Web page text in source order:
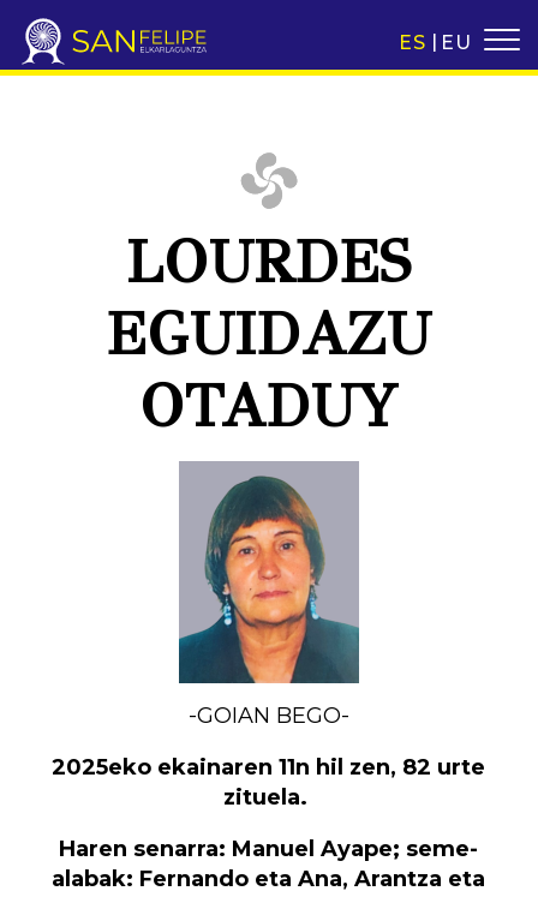
ES EU
LOURDES
EGUIDAZU
OTADUY
-GOIAN BEGO-
2025eko ekainaren 11n hil zen, 82 urte
zituela.
Haren senarra: Manuel Ayape; seme-
alabak: Fernando eta Ana, Arantza eta